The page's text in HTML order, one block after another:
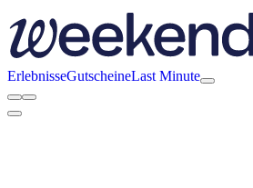
ErlebnisseGutscheineLast Minute